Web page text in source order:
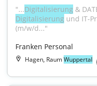
"...Digitalisierung
Digitalisierung und IT-
(m/w/d..."
Franken Personal
Hagen, RaumWuppertal